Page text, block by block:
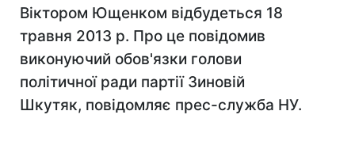
Віктором Ющенком відбудеться 18
травня 2013 р. Про це повідомив
виконуючий обов'язки голови
політичної ради партії Зиновій
Шкутяк, повідомляє прес-служба НУ.